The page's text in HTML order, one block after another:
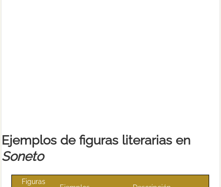
Ejemplos de figuras literarias en
Soneto
Figuras